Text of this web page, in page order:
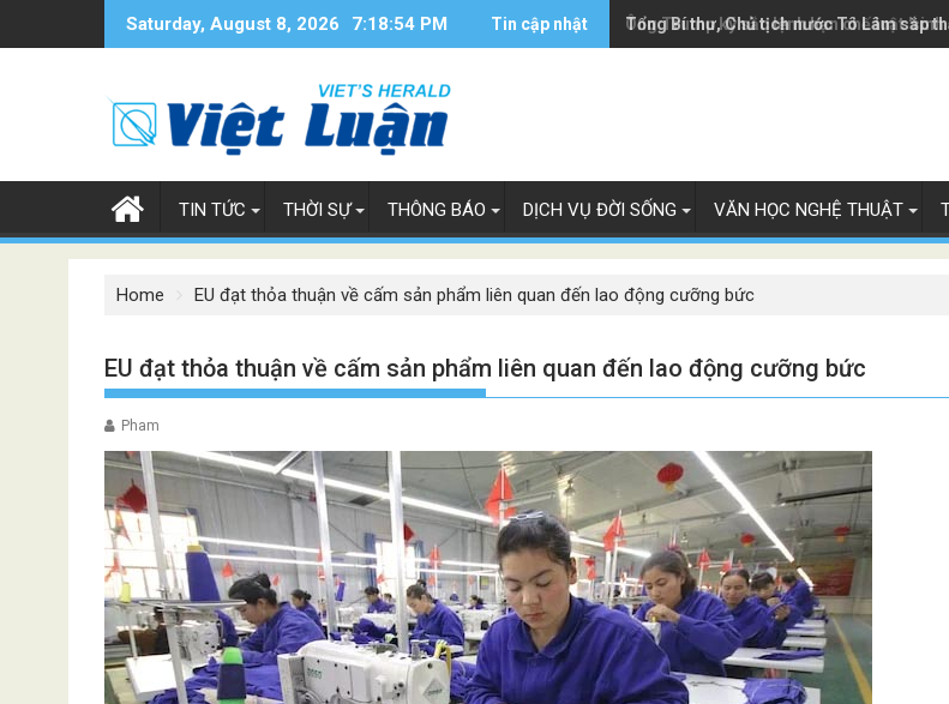
Saturday, August 8, 2026 7:18:55 PM Tin cập nhật Ông Trump ký sắc lệnh hạn chế luật 'sinh
Tổng Bí thư, Chủ tịch nước Tô Lâm sắp
TIN TỨC THỜI SỰ THÔNG BÁO DỊCH VỤ ĐỜI SỐNG VĂN HỌC NGHỆ THUẬT
Home EU đạt thỏa thuận về cấm sản phẩm liên quan đến lao động cưỡng bức
EU đạt thỏa thuận về cấm sản phẩm liên quan đến lao động cưỡng bức
Pham